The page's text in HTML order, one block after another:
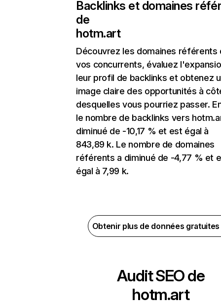
Backlinks et domaines
de
hotm.art
Découvrez les domaines référents
vos concurrents, évaluez
leur profil de backlinks et obtenez
image claire des opportunités à
desquelles vous pourriez passer.
le nombre de backlinks vers
diminué de -10,17 % et est égal à
843,89 k. Le nombre de domaines
référents a diminué de -4,77 % et
égal à 7,99 k.
Obtenir plus de données
Audit SEO de
hotm.art